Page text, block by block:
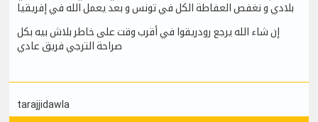
بلادي و نغفص العفاطة الكل في تونس و بعد يعمل الله في إفريقيا
إن شاء الله يرجع رودريقوا في أقرب وقت على خاطر بلاش بيه بكل
صراحة الترجي فريق عادي
tarajjidawla